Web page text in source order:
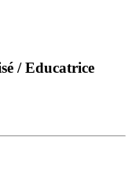
/ Educatrice